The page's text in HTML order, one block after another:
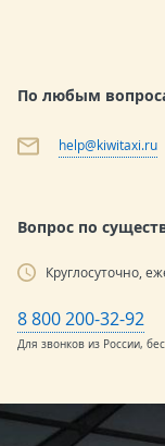
По любым
help@kiwitaxi.ru
Вопрос по
Круглосуточно,
8 800 200-32-92
Для звонков из России,